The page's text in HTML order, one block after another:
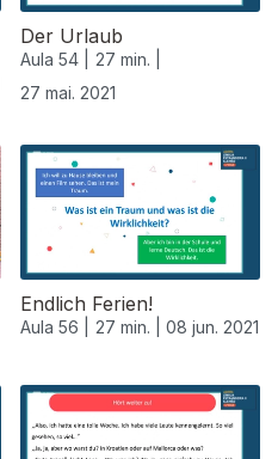
Der Urlaub
Aula 54 |
27 min. |
27 mai. 2021
Endlich Ferien!
Aula 56 | 27 min. | 08 jun. 2021